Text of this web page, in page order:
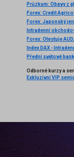
Průzkum: Obavy z
Forex: Credit
Intradenní
Forex: Otestuje
Index DAX -
Přední světové
Odborné kurzy a
Exkluzivní VIP